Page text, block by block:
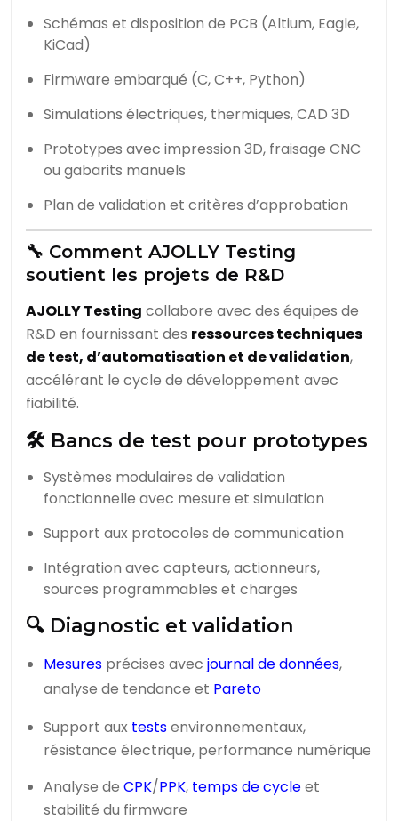
Schémas et disposition de PCB (Altium, Eagle,
KiCad)
Firmware embarqué (C, C++, Python)
Simulations électriques, thermiques, CAD 3D
Prototypes avec impression 3D, fraisage CNC
ou gabarits manuels
Plan de validation et critères d’approbation
🔧 Comment AJOLLY Testing
soutient les projets de R&D
AJOLLY Testing collabore avec des équipes de
R&D en fournissant des ressources techniques
de test, d’automatisation et de validation,
accélérant le cycle de développement avec
fiabilité.
🛠️ Bancs de test pour prototypes
Systèmes modulaires de validation
fonctionnelle avec mesure et simulation
Support aux protocoles de communication
Intégration avec capteurs, actionneurs,
sources programmables et charges
🔍 Diagnostic et validation
Mesures précises avec journal de données,
analyse de tendance et Pareto
Support aux testsenvironnementaux,
résistance électrique, performance numérique
Analyse de CPK/PPK, temps de cycleet
stabilité du firmware